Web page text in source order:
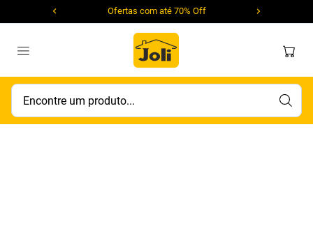
Ofertas com até 70% Off
Encontre um produto...